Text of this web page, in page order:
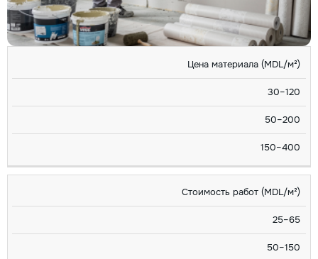
ДЕКОР.
ШТУКАТУРКА
Цена материала (MDL/м²)
30–120
50–200
150–400
Стоимость работ (MDL/м²)
25–65
50–150